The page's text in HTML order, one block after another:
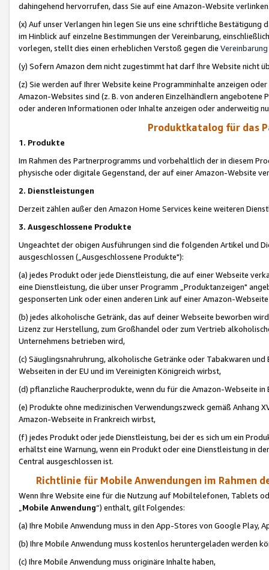
dahingehend hervorrufen, dass Sie auf eine Amazon-Website
(x) Auf unser Verlangen hin legen Sie uns eine schriftliche
im Hinblick auf einzelne Bestimmungen der Vereinbarung,
vorlegen, stellt dies einen erheblichen Verstoß gegen die Vereinbarung
(y) Sofern Amazon dem nicht zugestimmt hat darf Ihre Website nicht
(z) Sie werden auf Ihrer Website keine Programminhalte anzeigen
Amazon-Websites sind (z. B. von anderen Einzelhändlern
oder anderen Informationen oder Inhalte anzeigen oder anderweitig
Produktkatalog für das
1. Produkte
Im Rahmen des Partnerprogramms und vorbehaltlich der in diesem
physische oder digitale Gegenstand, der auf einer Amazon-Website
2. Dienstleistungen
Derzeit zählen außer den Amazon Home Services keine weiteren
3. Ausgeschlossene Produkte
Ungeachtet der obigen Ausführungen sind die folgenden Artikel und
ausgeschlossen („Ausgeschlossene Produkte"):
(a) jedes Produkt oder jede Dienstleistung, die auf einer Webseite
eine Dienstleistung, die über unser Programm „Produktanzeigen"
gesponserten Link oder einen anderen Link auf einer Amazon-
(b) jedes alkoholische Getränk, das auf deiner Webseite beworben
Lizenz zur Herstellung, zum Großhandel oder zum Vertrieb
Unternehmens betrieben wird,
(c) Säuglingsnahruhrung, alkoholische Getränke oder Tabakwaren
Webseiten in der EU und im Vereinigten Königreich wirbst,
(d) pflanzliche Raucherprodukte, wenn du für die Amazon-Webseite in
(e) Produkte ohne medizinischen Verwendungszweck gemäß Anhang
Amazon-Webseite in Frankreich wirbst,
(f) jedes Produkt oder jede Dienstleistung, bei der es sich um ein
erhältst eine Warnung, wenn ein Produkt oder eine Dienstleistung in
Central ausgeschlossen ist.
Richtlinie für Mobile Anwendungen im Rahmen
Wenn Ihre Website eine für die Nutzung auf Mobiltelefonen, Tablets
„Mobile Anwendung“) enthält, gilt Folgendes:
(a) Ihre Mobile Anwendung muss in den App-Stores von Google Play,
(b) Ihre Mobile Anwendung muss kostenlos heruntergeladen werden
(c) Ihre Mobile Anwendung muss originäre Inhalte haben,